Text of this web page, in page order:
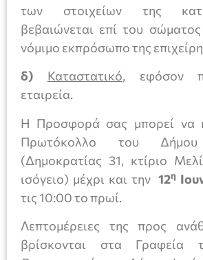
των στοιχείων της
βεβαιώνεται επί του
νόμιμο εκπρόσωπο της
δ)
Καταστατικό, εφόσον
εταιρεία.
Η Προσφορά σας μπορεί να
Πρωτόκολλο του Δήμου
(Δημοκρατίας 31, κτίριο
ισόγειο) μέχρι και την12η
τις 10:00 το πρωί.
Λεπτομέρειες της προς
βρίσκονται στα Γραφεία